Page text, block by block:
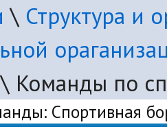
\ Структура и
Команды по
Спортивная